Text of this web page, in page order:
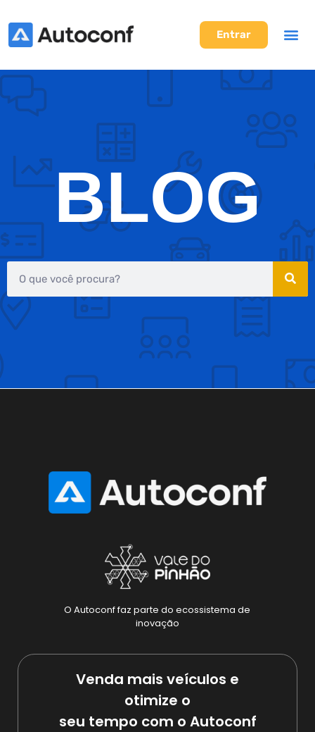
Entrar
BLOG
O Autoconf faz parte do ecossistema de
inovação
Venda mais veículos e
otimize o
seu tempo com o Autoconf